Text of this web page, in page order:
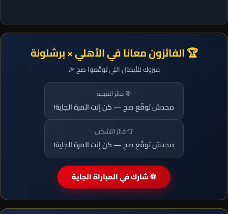
🏆 الفائزون معانا في الأهلي × برشلونة
مبروك للأبطال اللي توقّعوا صح 🎉
🎯 فائز النتيجة
محدش توقّع صح — كن إنت المرة الجاية!
👕 فائز التشكيل
محدش توقّع صح — كن إنت المرة الجاية!
⚽ شارك في المباراة الجاية